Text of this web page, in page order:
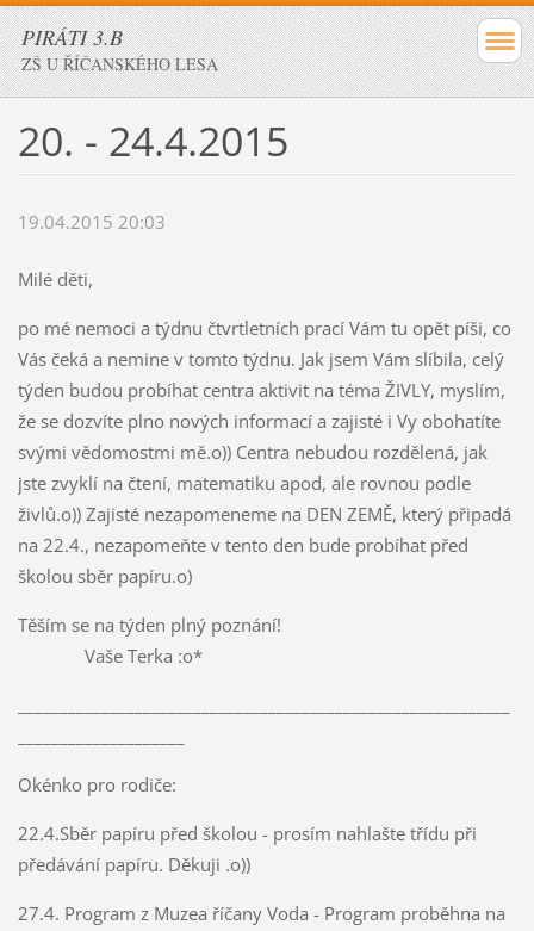
PIRÁTI 3.B
ZŠ U ŘÍČANSKÉHO LESA
20. - 24.4.2015
19.04.2015 20:03
Milé děti,
po mé nemoci a týdnu čtvrtletních prací Vám tu opět píši, co
Vás čeká a nemine v tomto týdnu. Jak jsem Vám slíbila, celý
týden budou probíhat centra aktivit na téma ŽIVLY, myslím,
že se dozvíte plno nových informací a zajisté i Vy obohatíte
svými vědomostmi mě.o)) Centra nebudou rozdělená, jak
jste zvyklí na čtení, matematiku apod, ale rovnou podle
živlů.o)) Zajisté nezapomeneme na DEN ZEMĚ, který připadá
na 22.4., nezapomeňte v tento den bude probíhat před
školou sběr papíru.o)
Těším se na týden plný poznání!
Vaše Terka :o*
Okénko pro rodiče:
22.4.Sběr papíru před školou - prosím nahlašte třídu při
předávání papíru. Děkuji .o))
27.4. Program z Muzea říčany Voda - Program proběhna na